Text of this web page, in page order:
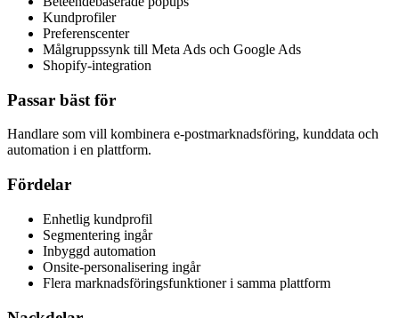
Kundprofiler
Preferenscenter
Målgruppssynk till Meta Ads och Google Ads
Shopify-integration
Passar bäst för
Handlare som vill kombinera e-postmarknadsföring, kunddata och
automation i en plattform.
Fördelar
Enhetlig kundprofil
Segmentering ingår
Inbyggd automation
Onsite-personalisering ingår
Flera marknadsföringsfunktioner i samma plattform